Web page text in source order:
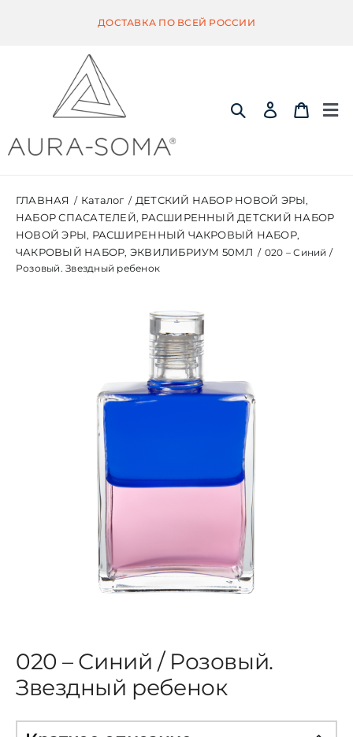
ДОСТАВКА ПО ВСЕЙ РОССИИ
ЭКВИЛИБРИУМ
ЦВЕТОВАЯ ЭССЕНЦИЯ
ПОЛНЫЕ КОМПЛЕКТЫ
БЛОГ
ГЛАВНАЯ / Каталог / ДЕТСКИЙ НАБОР НОВОЙ ЭРЫ,
НАБОР СПАСАТЕЛЕЙ, РАСШИРЕННЫЙ ДЕТСКИЙ НАБОР
НОВОЙ ЭРЫ, РАСШИРЕННЫЙ ЧАКРОВЫЙ НАБОР,
ЧАКРОВЫЙ НАБОР, ЭКВИЛИБРИУМ 50МЛ / 020 – Синий /
Розовый. Звездный ребенок
020 – Синий / Розовый.
Звездный ребенок